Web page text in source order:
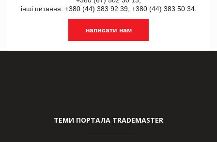
інші питання: +380 (44) 383 92 39, +380 (44) 383 50 34.
написати нам
ТЕМИ ПОРТАЛА TRADEMASTER